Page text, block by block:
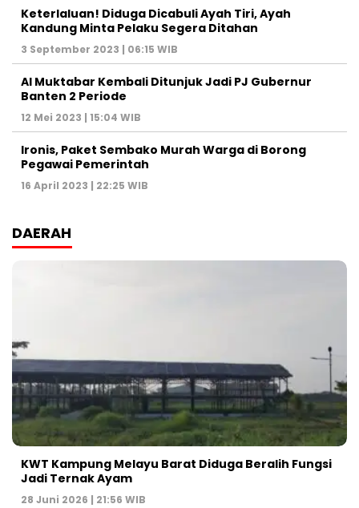
Keterlaluan! Diduga Dicabuli Ayah Tiri, Ayah
Kandung Minta Pelaku Segera Ditahan
3 September 2023 | 06:15 WIB
Al Muktabar Kembali Ditunjuk Jadi PJ Gubernur
Banten 2 Periode
12 Mei 2023 | 15:04 WIB
Ironis, Paket Sembako Murah Warga di Borong
Pegawai Pemerintah
16 April 2023 | 22:25 WIB
DAERAH
KWT Kampung Melayu Barat Diduga Beralih Fungsi
Jadi Ternak Ayam
28 Juni 2026 | 21:56 WIB